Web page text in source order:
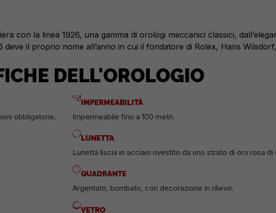
con la linea 1926, una gamma di orologi meccanici classici,
il proprio nome all’anno in cui il fondatore di Rolex, Hans
DELL'OROLOGIO
obbligatorie.
IMPERMEABILITÀ
Impermeabile fino a 100 metri.
LUNETTA
Lunetta liscia in acciaio rivestito da uno strato di oro rosa di
QUADRANTE
Argentato, bombato, con decorazione in rilievo.
VETRO